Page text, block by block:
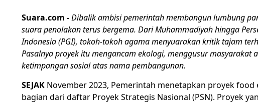
Suara.com -Dibalik ambisi pemerintah membangun lumbung
suara penolakan terus bergema. Dari Muhammadiyah hingga
Indonesia (PGI), tokoh-tokoh agama menyuarakan kritik tajam
Pasalnya proyek itu mengancam ekologi, menggusur masyarakat
ketimpangan sosial atas nama pembangunan.
SEJAKNovember 2023, Pemerintah menetapkan proyek food
bagian dari daftar Proyek Strategis Nasional (PSN). Proyek